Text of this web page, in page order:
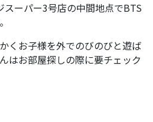
スーパー3号店の中間地点でBTS
くお子様を外でのびのびと遊ば
はお部屋探しの際に要チェック